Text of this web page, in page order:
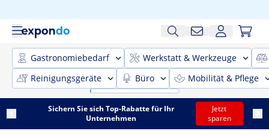
Gastronomiebedarf
Werkstatt & Werkzeuge
Reinigungsgeräte
Büro Mobilität & Pflege
Sichern Sie sich Top-Rabatte für Ihr
Unternehmen
Jetzt
sparen